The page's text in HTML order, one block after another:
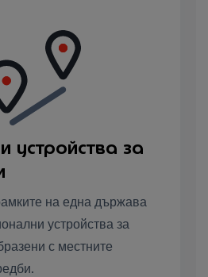
устройства за
на една държава
устройства за
с местните